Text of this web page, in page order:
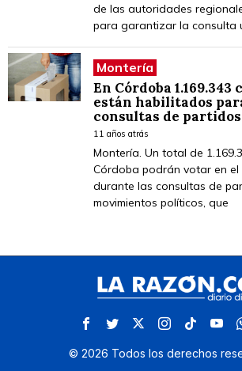
de las autoridades
para garantizar la consulta
Montería
En Córdoba 1.169.343
están habilitados
consultas de partidos
11 años atrás
Montería. Un total de
Córdoba podrán votar en
durante las consultas de
movimientos políticos, que
© 2026 Todos los derechos